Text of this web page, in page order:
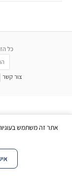
אתר זה משתמש
כל
צור קשר |